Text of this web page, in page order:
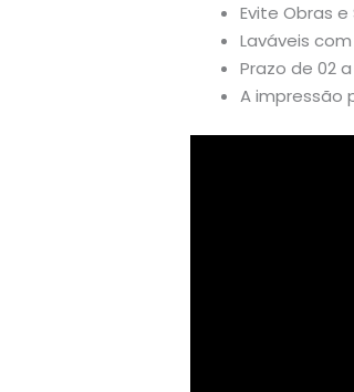
Evite Obras
Laváveis
Prazo de 02
A impressão